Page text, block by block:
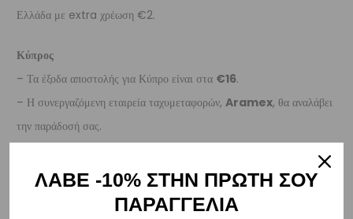
Ελλάδα με extra χρέωση €2.
Κύπρος
– Τα έξοδα αποστολής για Κύπρο είναι στα €16.
– Η συνεργαζόμενη εταιρεία ταχυμεταφορών, Aramex, θα αναλάβει
την παράδοσή σας.
ημέρες.ΛΑΒΕ -10% ΣΤΗΝ ΠΡΩΤΗ ΣΟΥ
ΠΑΡΑΓΓΕΛΙΑ